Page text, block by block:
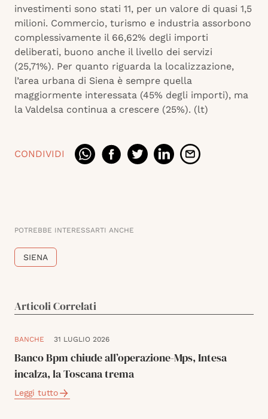
investimenti sono stati 11, per un valore di quasi 1,5
milioni. Commercio, turismo e industria assorbono
complessivamente il 66,62% degli importi
deliberati, buono anche il livello dei servizi
(25,71%). Per quanto riguarda la localizzazione,
l’area urbana di Siena è sempre quella
maggiormente interessata (45% degli importi), ma
la Valdelsa continua a crescere (25%). (lt)
CONDIVIDI
POTREBBE INTERESSARTI ANCHE
SIENA
Articoli Correlati
BANCHE 31 LUGLIO 2026
Banco Bpm chiude all’operazione-Mps, Intesa
incalza, la Toscana trema
Leggi tutto